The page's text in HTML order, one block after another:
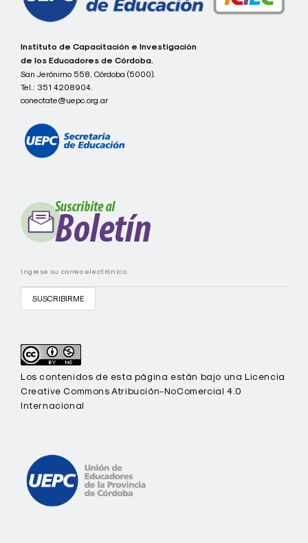
c
o
n
e
c
t
e
C
U
P
Instituto de Capacitación e Investigación
de los Educadores de Córdoba.
San Jerónimo 558, Córdoba (5000).
Tel.: 351 4208904.
conectate@uepc.org.ar
Los contenidos de esta página están bajo una Licencia
Creative Commons Atribución-NoComercial 4.0
Internacional